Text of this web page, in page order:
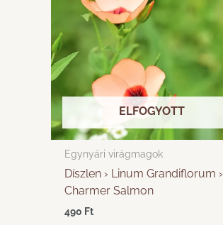
ELFOGYOTT
Egynyári virágmagok
Díszlen › Linum Grandiflorum ›
Charmer Salmon
490 Ft